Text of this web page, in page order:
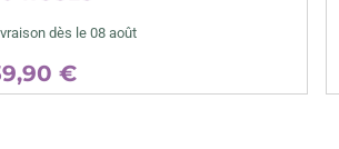
dès le 08 août
€